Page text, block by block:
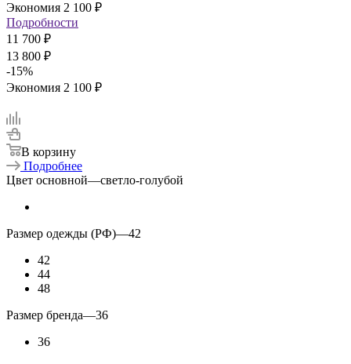
Экономия 2 100 ₽
Подробности
11 700 ₽
13 800 ₽
-15%
Экономия 2 100 ₽
В корзину
Подробнее
Цвет основной—светло-голубой
Размер одежды (РФ)—42
42
44
48
Размер бренда—36
36